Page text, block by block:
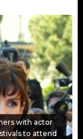
with actor
to attend